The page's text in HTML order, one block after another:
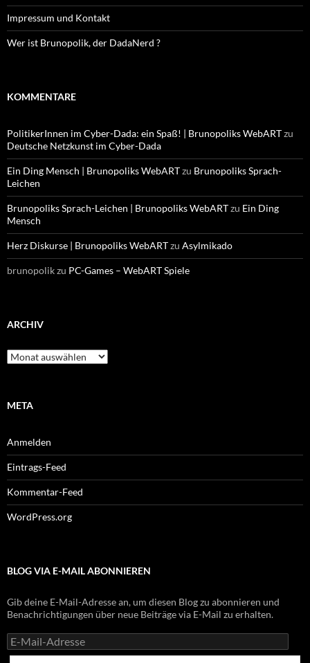
Impressum und Kontakt
Wer ist Brunopolik, der DadaNerd ?
KOMMENTARE
PolitikerInnen im Cyber-Dada: ein Spaß! | Brunopoliks WebARTzu
Deutsche Netzkunst im Cyber-Dada
Ein Ding Mensch | Brunopoliks WebARTzu Brunopoliks Sprach-
Leichen
Brunopoliks Sprach-Leichen | Brunopoliks WebARTzu Ein Ding
Mensch
Herz Diskurse | Brunopoliks WebARTzu Asylmikado
brunopolikzu PC-Games – WebART Spiele
ARCHIV
Archiv
META
Anmelden
Eintrags-Feed
Kommentar-Feed
WordPress.org
BLOG VIA E-MAIL ABONNIEREN
Gib deine E-Mail-Adresse an, um diesen Blog zu abonnieren und
Benachrichtigungen über neue Beiträge via E-Mail zu erhalten.
E-
Mail-